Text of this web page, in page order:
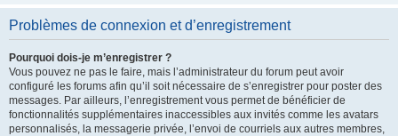
Problèmes de connexion et d’enregistrement
Pourquoi dois-je m’enregistrer ?
Vous pouvez ne pas le faire, mais l’administrateur du forum peut avoir
configuré les forums afin qu’il soit nécessaire de s’enregistrer pour poster des
messages. Par ailleurs, l’enregistrement vous permet de bénéficier de
fonctionnalités supplémentaires inaccessibles aux invités comme les avatars
personnalisés, la messagerie privée, l’envoi de courriels aux autres membres,